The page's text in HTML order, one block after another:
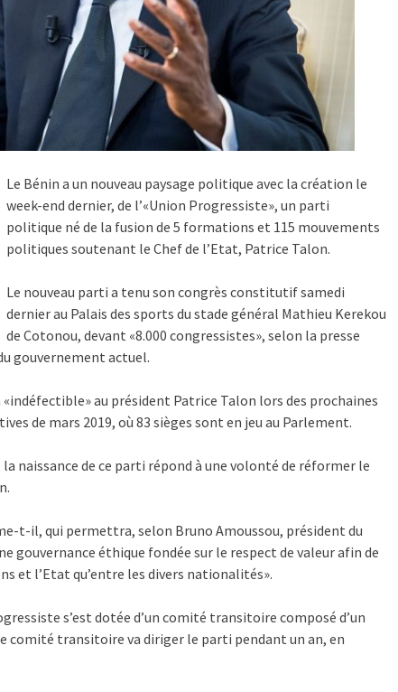
Le Bénin a un nouveau paysage politique avec la création le
week-end dernier, de l’«Union Progressiste», un parti
politique né de la fusion de 5 formations et 115 mouvements
politiques soutenant le Chef de l’Etat, Patrice Talon.
Le nouveau parti a tenu son congrès constitutif samedi
dernier au Palais des sports du stade général Mathieu Kerekou
de Cotonou, devant «8.000 congressistes», selon la presse
gouvernement actuel.
au président Patrice Talon lors des prochaines
de mars 2019, où 83 sièges sont en jeu au Parlement.
naissance de ce parti répond à une volonté de réformer le
t-il, qui permettra, selon Bruno Amoussou, président du
gouvernance éthique fondée sur le respect de valeur afin de
et l’Etat qu’entre les divers nationalités».
s’est dotée d’un comité transitoire composé d’un
comité transitoire va diriger le parti pendant un an, en